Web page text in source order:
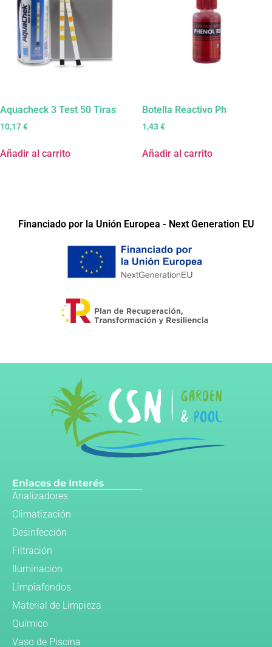
Aquacheck 3 Test 50 Tiras
10,17€
Añadir al carrito
Botella Reactivo Ph
1,43€
Añadir al carrito
Financiado por la Unión Europea - Next Generation EU
Enlaces de Interés
Analizadores
Climatización
Desinfección
Filtración
Iluminación
Limpiafondos
Material de Limpieza
Químico
Vaso de Piscina